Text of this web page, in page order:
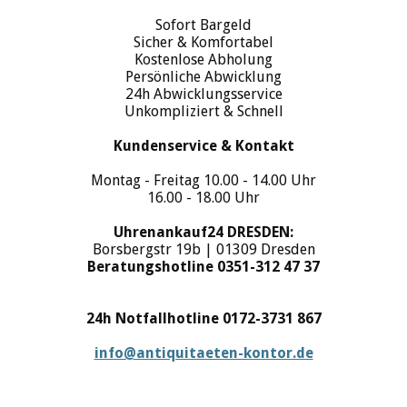
Sofort Bargeld
Sicher & Komfortabel
Kostenlose Abholung
Persönliche Abwicklung
24h Abwicklungsservice
Unkompliziert & Schnell
Kundenservice & Kontakt
Montag - Freitag 10.00 - 14.00 Uhr
16.00 - 18.00 Uhr
Uhrenankauf24 DRESDEN:
Borsbergstr 19b | 01309 Dresden
Beratungshotline 0351-312 47 37
24h Notfallhotline 0172-3731 867
info@antiquitaeten-kontor.de